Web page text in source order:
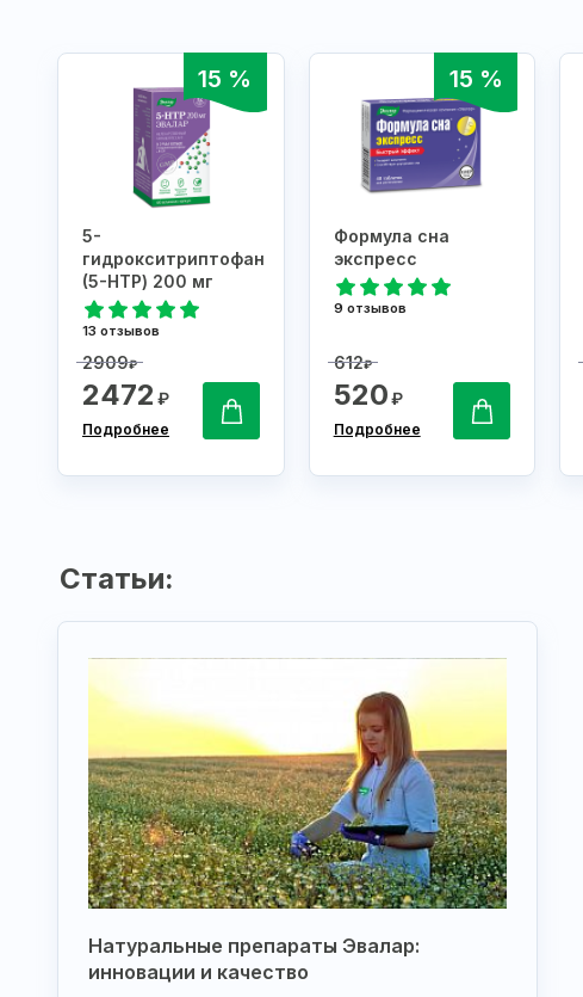
15 %
5-
гидрокситриптофан
(5-НТР) 200 мг
13 отзывов
2909₽
2472 ₽
Подробнее
15 %
Формула сна
экспресс
9 отзывов
612₽
520₽
Подробнее
Статьи:
Натуральные препараты Эвалар:
инновации и качество